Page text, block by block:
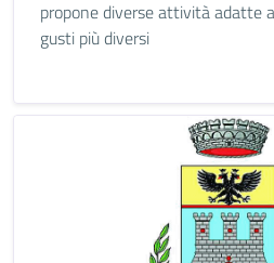
propone diverse attività adatte
gusti più diversi